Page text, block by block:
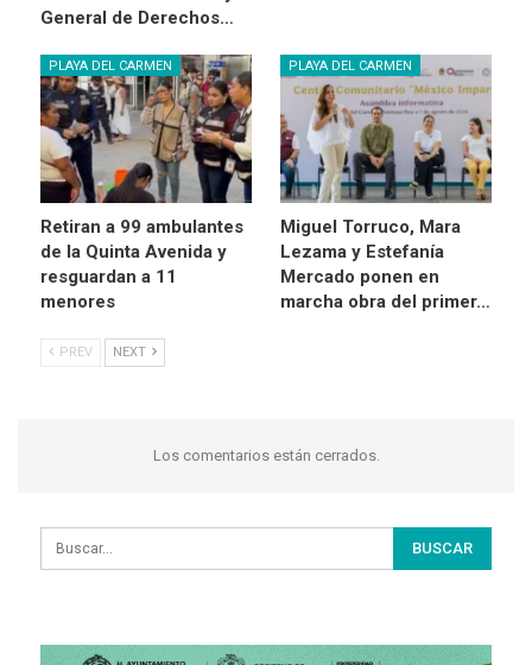
General de Derechos…
PLAYA DEL CARMEN
Retiran a 99 ambulantes
de la Quinta Avenida y
resguardan a 11
menores
PLAYA DEL CARMEN
Miguel Torruco, Mara
Lezama y Estefanía
Mercado ponen en
marcha obra del primer…
PREV NEXT
Los comentarios están cerrados.